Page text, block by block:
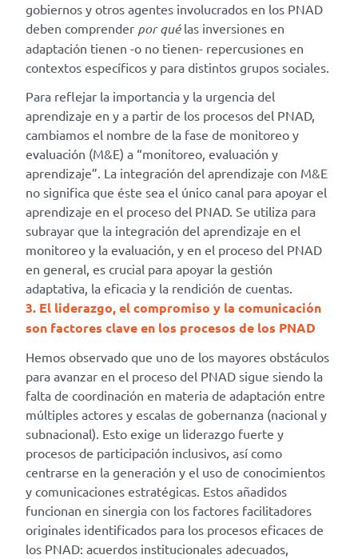
gobiernos y otros agentes involucrados en los PNAD
deben comprender por qué las inversiones en
adaptación tienen -o no tienen- repercusiones en
contextos específicos y para distintos grupos sociales.
Para reflejar la importancia y la urgencia del
aprendizaje en y a partir de los procesos del PNAD,
cambiamos el nombre de la fase de monitoreo y
evaluación (M&E) a “monitoreo, evaluación y
aprendizaje”. La integración del aprendizaje con M&E
no significa que éste sea el único canal para apoyar el
aprendizaje en el proceso del PNAD. Se utiliza para
subrayar que la integración del aprendizaje en el
monitoreo y la evaluación, y en el proceso del PNAD
en general, es crucial para apoyar la gestión
adaptativa, la eficacia y la rendición de cuentas.
3. El liderazgo, el compromiso y la comunicación
son factores clave en los procesos de los PNAD
Hemos observado que uno de los mayores obstáculos
para avanzar en el proceso del PNAD sigue siendo la
falta de coordinación en materia de adaptación entre
múltiples actores y escalas de gobernanza (nacional y
subnacional). Esto exige un liderazgo fuerte y
procesos de participación inclusivos, así como
centrarse en la generación y el uso de conocimientos
y comunicaciones estratégicas. Estos añadidos
funcionan en sinergia con los factores facilitadores
originales identificados para los procesos eficaces de
los PNAD: acuerdos institucionales adecuados,